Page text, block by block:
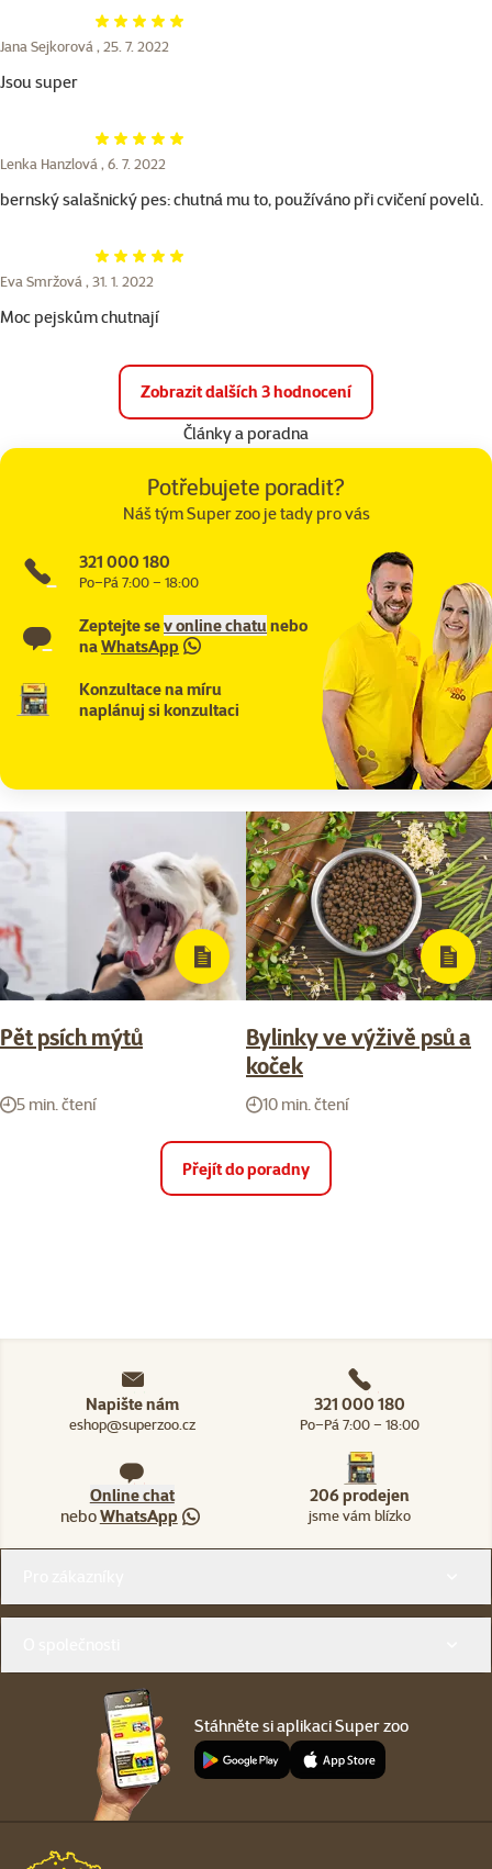
Hodnocení 100%
Jana Sejkorová , 25. 7. 2022
Jsou super
Hodnocení 100%
Lenka Hanzlová , 6. 7. 2022
bernský salašnický pes: chutná mu to, používáno při cvičení povelů.
Hodnocení 100%
Eva Smržová , 31. 1. 2022
Moc pejskům chutnají
Zobrazit dalších 3 hodnocení
Články a poradna
Potřebujete poradit?
Náš tým Super zoo je tady pro vás
321 000 180
Po–Pá 7:00 – 18:00
Zeptejte sev online chatu nebo
naWhatsApp
Konzultace na míru
naplánuj si konzultaci
Pět psích mýtů
5 min. čtení
Bylinky ve výživě psů a
koček
10 min. čtení
Přejít do poradny
Napište nám
eshop@superzoo.cz
321 000 180
Po–Pá 7:00 – 18:00
Online chat
neboWhatsApp
206 prodejen
jsme vám blízko
Stáhněte si aplikaci Super zoo